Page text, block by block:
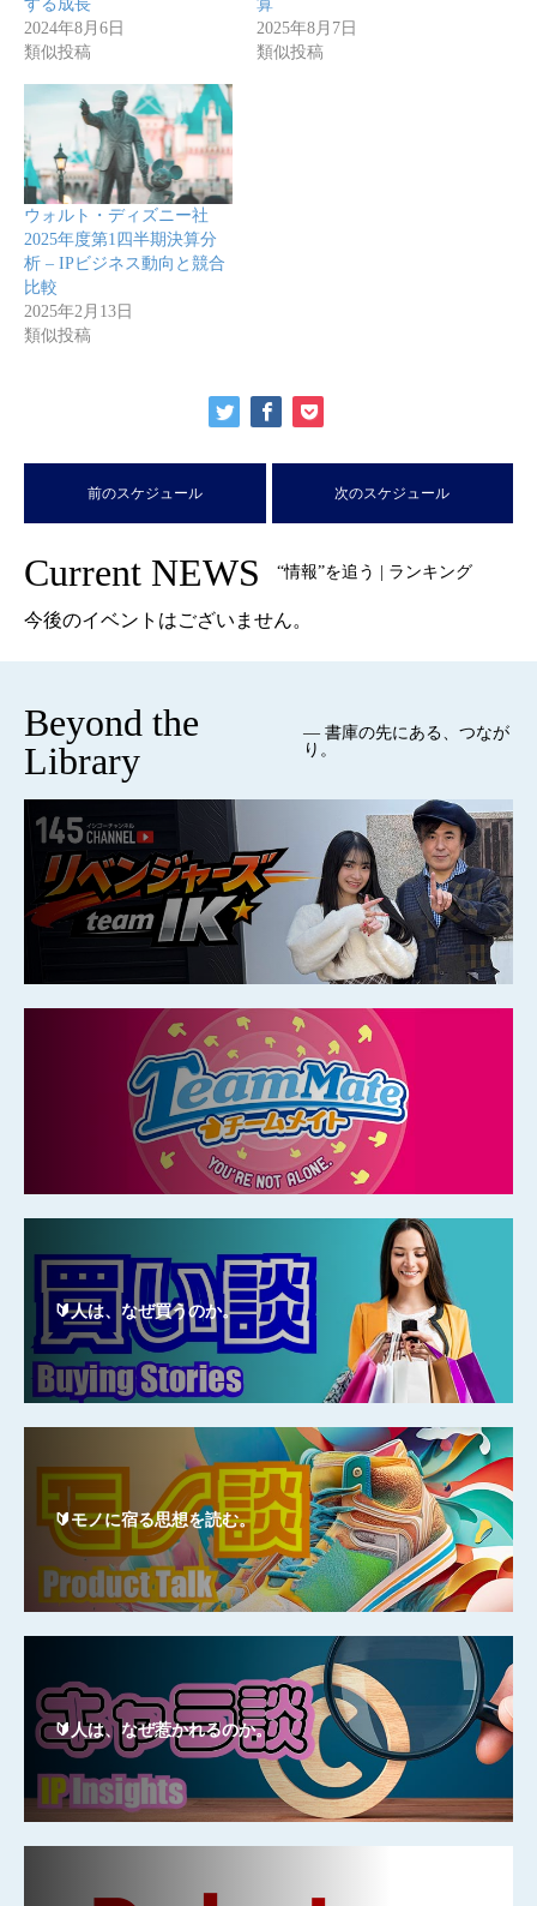
する成長
2024年8月6日
類似投稿
算
2025年8月7日
類似投稿
ウォルト・ディズニー社
2025年度第1四半期決算分
析 – IPビジネス動向と競合
比較
2025年2月13日
類似投稿
前のスケジュール 次のスケジュール
Current NEWS “情報”を追う | ランキング
今後のイベントはございません。
Beyond the
Library
— 書庫の先にある、つなが
り。
🔰人は、なぜ買うのか。
🔰モノに宿る思想を読む。
🔰人は、なぜ惹かれるのか。